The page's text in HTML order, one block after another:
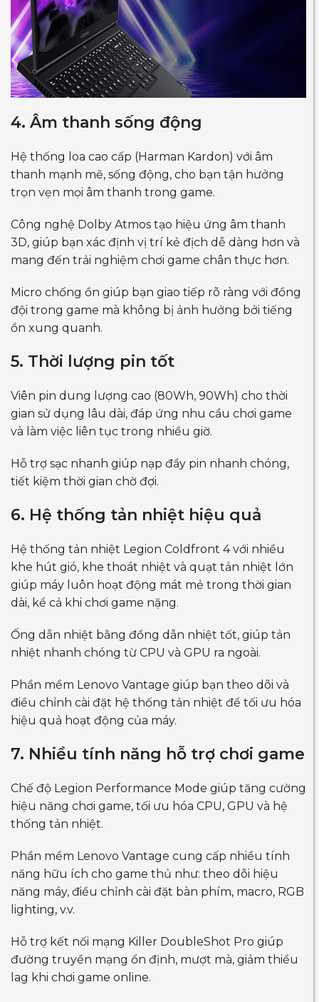
4. Âm thanh sống động
Hệ thống loa cao cấp (Harman Kardon) với âm
thanh mạnh mẽ, sống động, cho bạn tận hưởng
trọn vẹn mọi âm thanh trong game.
Công nghệ Dolby Atmos tạo hiệu ứng âm thanh
3D, giúp bạn xác định vị trí kẻ địch dễ dàng hơn và
mang đến trải nghiệm chơi game chân thực hơn.
Micro chống ồn giúp bạn giao tiếp rõ ràng với đồng
đội trong game mà không bị ảnh hưởng bởi tiếng
ồn xung quanh.
5. Thời lượng pin tốt
Viên pin dung lượng cao (80Wh, 90Wh) cho thời
gian sử dụng lâu dài, đáp ứng nhu cầu chơi game
và làm việc liên tục trong nhiều giờ.
Hỗ trợ sạc nhanh giúp nạp đầy pin nhanh chóng,
tiết kiệm thời gian chờ đợi.
6. Hệ thống tản nhiệt hiệu quả
Hệ thống tản nhiệt Legion Coldfront 4 với nhiều
khe hút gió, khe thoát nhiệt và quạt tản nhiệt lớn
giúp máy luôn hoạt động mát mẻ trong thời gian
dài, kể cả khi chơi game nặng.
Ống dẫn nhiệt bằng đồng dẫn nhiệt tốt, giúp tản
nhiệt nhanh chóng từ CPU và GPU ra ngoài.
Phần mềm Lenovo Vantage giúp bạn theo dõi và
điều chỉnh cài đặt hệ thống tản nhiệt để tối ưu hóa
hiệu quả hoạt động của máy.
7. Nhiều tính năng hỗ trợ chơi game
Chế độ Legion Performance Mode giúp tăng cường
hiệu năng chơi game, tối ưu hóa CPU, GPU và hệ
thống tản nhiệt.
Phần mềm Lenovo Vantage cung cấp nhiều tính
năng hữu ích cho game thủ như: theo dõi hiệu
năng máy, điều chỉnh cài đặt bàn phím, macro, RGB
lighting, v.v.
Hỗ trợ kết nối mạng Killer DoubleShot Pro giúp
đường truyền mạng ổn định, mượt mà, giảm thiểu
lag khi chơi game online.